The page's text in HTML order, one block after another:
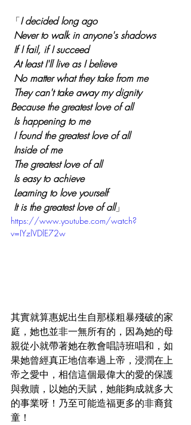
「I decided long ago
Never to walk in anyone's shadows
If I fail, if I succeed
At least I'll live as I believe
No matter what they take from me
They can't take away my dignity
Because the greatest love of all
Is happening to me
I found the greatest love of all
Inside of me
The greatest love of all
Is easy to achieve
Learning to love yourself
It is the greatest love of all」
https://www.youtube.com/watch?
v=IYzlVDlE72w
其實就算惠妮出生自那樣粗暴殘破的家
庭，她也並非一無所有的，因為她的母
親從小就帶著她在教會唱詩班唱和，如
果她曾經真正地信奉過上帝，浸潤在上
帝之愛中，相信這個最偉大的愛的保護
與救贖，以她的天賦，她能夠成就多大
的事業呀！乃至可能造福更多的非裔貧
童！